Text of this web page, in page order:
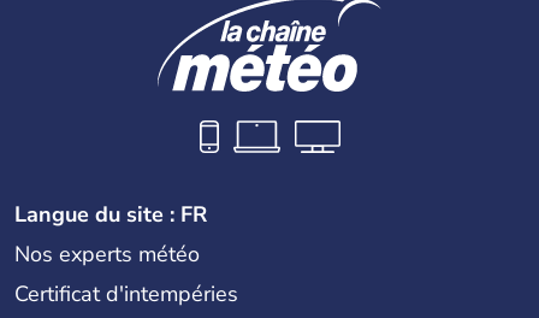
Langue du site : FR
Nos experts météo
Certificat d'intempéries